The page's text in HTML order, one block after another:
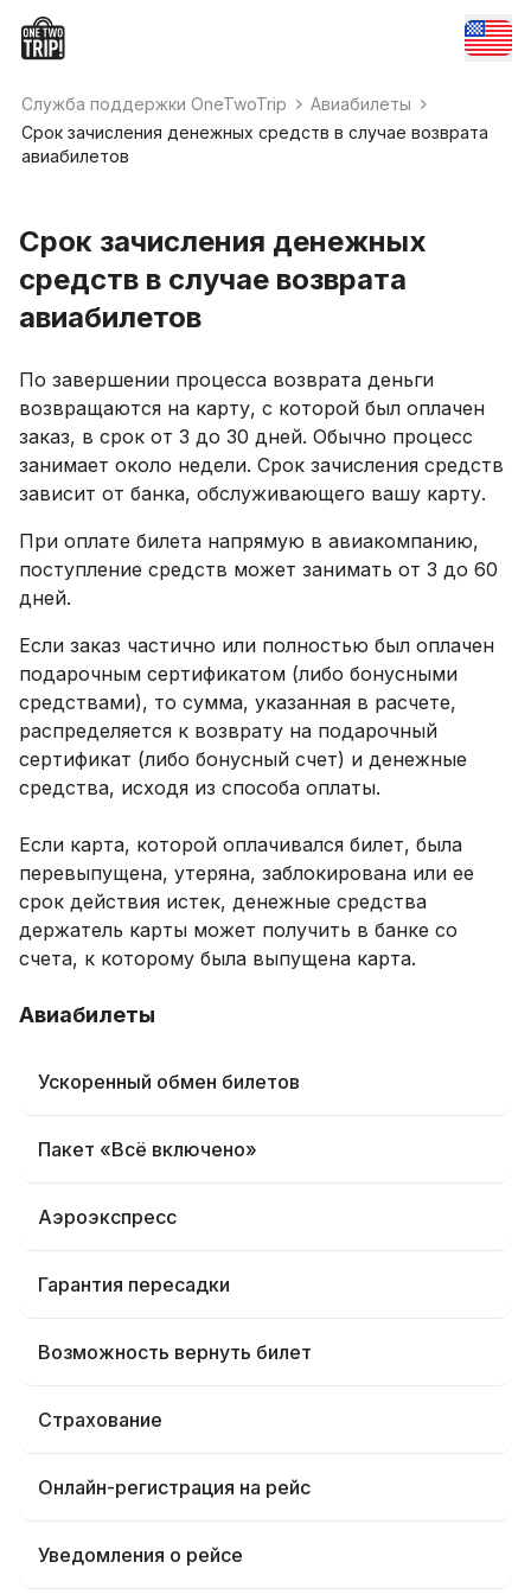
Служба поддержки OneTwoTrip
Авиабилеты
Срок зачисления денежных средств в случае возврата
авиабилетов
Срок зачисления денежных
средств в случае возврата
авиабилетов
По завершении процесса возврата деньги
возвращаются на карту, с которой был оплачен
заказ, в срок от 3 до 30 дней. Обычно процесс
занимает около недели. Срок зачисления средств
зависит от банка, обслуживающего вашу карту.
При оплате билета напрямую в авиакомпанию,
поступление средств может занимать от 3 до 60
дней.
Если заказ частично или полностью был оплачен
подарочным сертификатом (либо бонусными
средствами), то сумма, указанная в расчете,
распределяется к возврату на подарочный
сертификат (либо бонусный счет) и денежные
средства, исходя из способа оплаты.
Если карта, которой оплачивался билет, была
перевыпущена, утеряна, заблокирована или ее
срок действия истек, денежные средства
держатель карты может получить в банке со
счета, к которому была выпущена карта.
Авиабилеты
Ускоренный обмен билетов
Пакет «Всё включено»
Аэроэкспресс
Гарантия пересадки
Возможность вернуть билет
Страхование
Онлайн-регистрация на рейс
Уведомления о рейсе